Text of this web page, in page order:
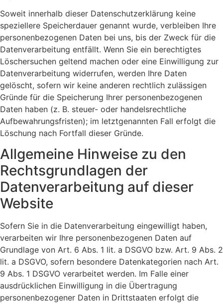
Soweit innerhalb dieser Datenschutzerklärung keine
speziellere Speicherdauer genannt wurde, verbleiben Ihre
personenbezogenen Daten bei uns, bis der Zweck für die
Datenverarbeitung entfällt. Wenn Sie ein berechtigtes
Löschersuchen geltend machen oder eine Einwilligung zur
Datenverarbeitung widerrufen, werden Ihre Daten
gelöscht, sofern wir keine anderen rechtlich zulässigen
Gründe für die Speicherung Ihrer personenbezogenen
Daten haben (z. B. steuer- oder handelsrechtliche
Aufbewahrungsfristen); im letztgenannten Fall erfolgt die
Löschung nach Fortfall dieser Gründe.
Allgemeine Hinweise zu den
Rechtsgrundlagen der
Datenverarbeitung auf dieser
Website
Sofern Sie in die Datenverarbeitung eingewilligt haben,
verarbeiten wir Ihre personenbezogenen Daten auf
Grundlage von Art. 6 Abs. 1 lit. a DSGVO bzw. Art. 9 Abs. 2
lit. a DSGVO, sofern besondere Datenkategorien nach Art.
9 Abs. 1 DSGVO verarbeitet werden. Im Falle einer
ausdrücklichen Einwilligung in die Übertragung
personenbezogener Daten in Drittstaaten erfolgt die